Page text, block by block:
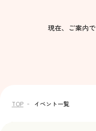
現在、ご案内
TOP イベント一覧